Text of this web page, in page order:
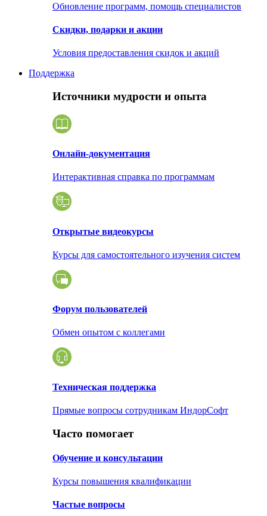
Обновление программ, помощь специалистов
Скидки, подарки и акции
Условия предоставления скидок и акций
Поддержка
Источники мудрости и опыта
Онлайн-документация
Интерактивная справка по программам
Открытые видеокурсы
Курсы для самостоятельного изучения систем
Форум пользователей
Обмен опытом с коллегами
Техническая поддержка
Прямые вопросы сотрудникам ИндорСофт
Часто помогает
Обучение и консультации
Курсы повышения квалификации
Частые вопросы